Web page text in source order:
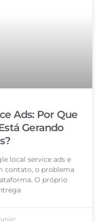
Ads: Por Que
Gerando
local service ads e
contato, o problema
O próprio